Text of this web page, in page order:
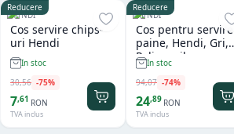
Reducere
HENDI
Cos servire chips-
uri Hendi
In stoc
30,56 -75%
7,61 RON
TVA inclus
Reducere
HENDI
Cos pentru servire
paine, Hendi, Gri,
Polipropilena,
design impletit tip
ratan, ø370x(h)120
mm
In stoc
94,07 -74%
24,89 RON
TVA inclus